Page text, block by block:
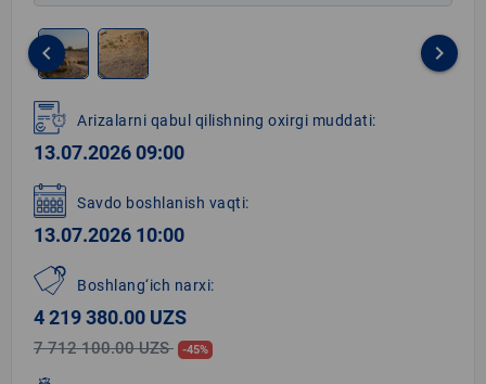
1
of
2
keyboard_arrow_left keyboard_arrow_right
Arizalarni qabul qilishning oxirgi muddati:
13.07.2026 09:00
Savdo boshlanish vaqti:
13.07.2026 10:00
Boshlang‘ich narxi:
4 219 380.00 UZS
7 712 100.00 UZS -45%